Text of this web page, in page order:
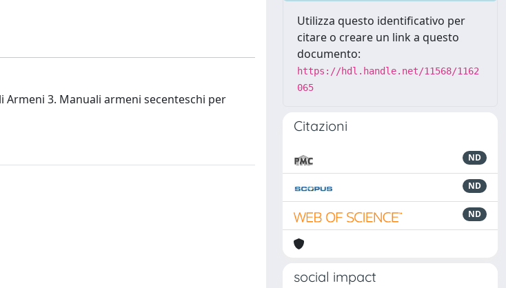
3. Manuali armeni secenteschi per
Utilizza questo identificativo per
citare o creare un link a questo
documento:
https://hdl.handle.net/11568/1162
065
Citazioni
ND
ND
ND
social impact